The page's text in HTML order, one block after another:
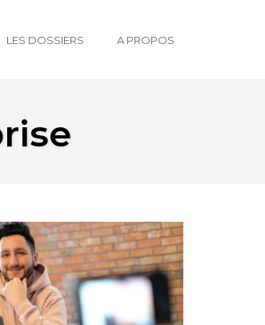
LES DOSSIERS A PROPOS